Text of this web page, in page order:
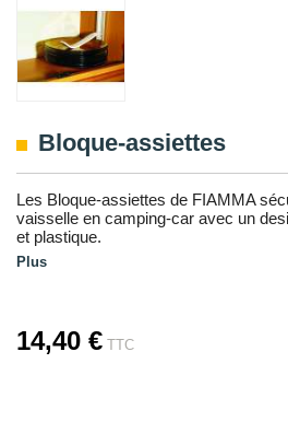
Bloque-assiettes
Les Bloque-assiettes de FIAMMA
vaisselle en camping-car avec un
et plastique.
Plus
14,40 € TTC